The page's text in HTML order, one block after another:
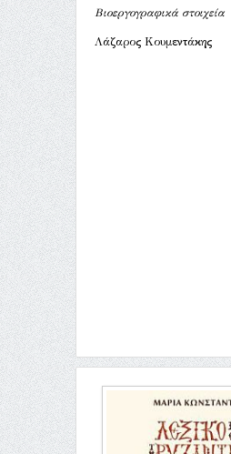
Βιοεργογραφικά στοιχεία
Λάζαρος Κουμεντάκης